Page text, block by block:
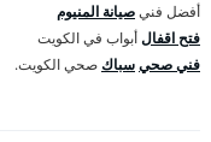
أفضل فنيصيانة المنيوم
فتح اقفالأبواب في الكويت
فني صحيسباك صحي الكويت.